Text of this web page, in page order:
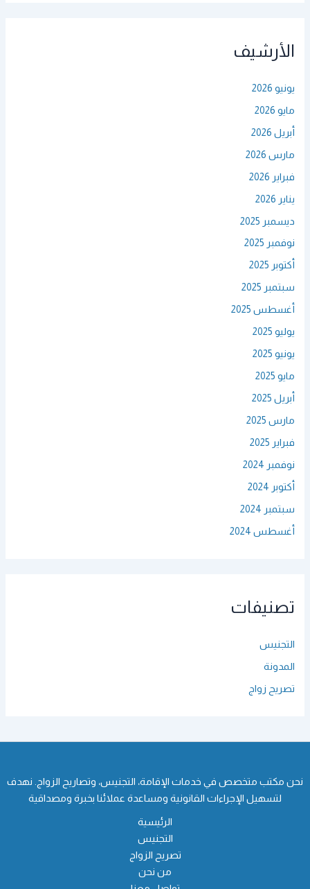
الأرشيف
يونيو 2026
مايو 2026
أبريل 2026
مارس 2026
فبراير 2026
يناير 2026
ديسمبر 2025
نوفمبر 2025
أكتوبر 2025
سبتمبر 2025
أغسطس 2025
يوليو 2025
يونيو 2025
مايو 2025
أبريل 2025
مارس 2025
فبراير 2025
نوفمبر 2024
أكتوبر 2024
سبتمبر 2024
أغسطس 2024
تصنيفات
التجنيس
المدونة
تصريح زواج
نحن مكتب متخصص في خدمات الإقامة، التجنيس، وتصاريح الزواج. نهدف
لتسهيل الإجراءات القانونية ومساعدة عملائنا بخبرة ومصداقية
الرئيسية
التجنيس
تصريح الزواج
من نحن